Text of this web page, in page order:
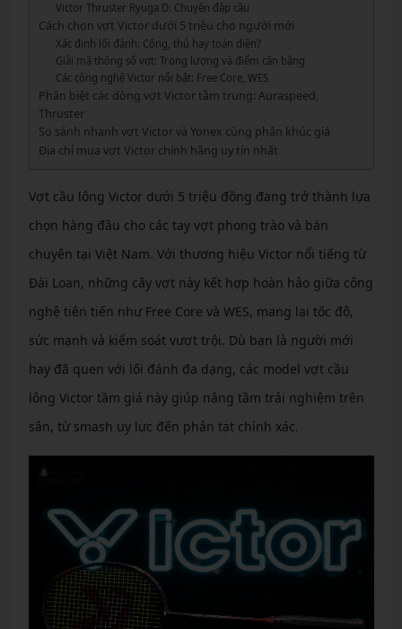
Victor Thruster Ryuga D: Chuyên đập cầu
Cách chọn vợt Victor dưới 5 triệu cho người mới
Xác định lối đánh: Công, thủ hay toàn diện?
Giải mã thông số vợt: Trọng lượng và điểm cân bằng
Các công nghệ Victor nổi bật: Free Core, WES
Phân biệt các dòng vợt Victor tầm trung: Auraspeed,
Thruster
So sánh nhanh vợt Victor và Yonex cùng phân khúc giá
Địa chỉ mua vợt Victor chính hãng uy tín nhất
Vợt cầu lông Victor dưới 5 triệu đồng đang trở thành lựa
chọn hàng đầu cho các tay vợt phong trào và bán
chuyên tại Việt Nam. Với thương hiệu Victor nổi tiếng từ
Đài Loan, những cây vợt này kết hợp hoàn hảo giữa công
nghệ tiên tiến như Free Core và WES, mang lại tốc độ,
sức mạnh và kiểm soát vượt trội. Dù bạn là người mới
hay đã quen với lối đánh đa dạng, các model vợt cầu
lông Victor tầm giá này giúp nâng tầm trải nghiệm trên
sân, từ smash uy lực đến phản tạt chính xác.